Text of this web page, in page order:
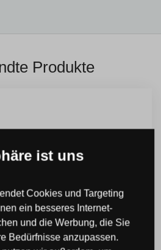
Produkte
ist uns
Cookies und Targeting
ein besseres Internet-
und die Werbung, die Sie
Bedürfnisse anzupassen.